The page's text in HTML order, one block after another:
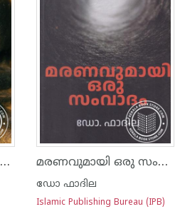
പ്രബുദ്ധതയുടെ സൗരഭ്യം മരണവുമായി ഒരു സംവാദം
ഡോ ഫാദില
Islamic Publishing Bureau (IPB)